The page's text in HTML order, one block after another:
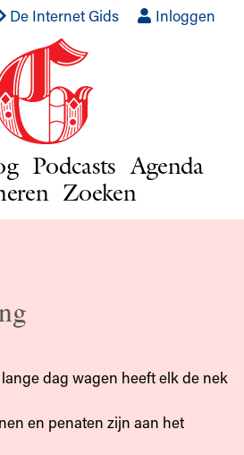
De Internet Gids Inloggen
Podcasts Agenda
Zoeken
dag wagen heeft elk de nek
en penaten zijn aan het